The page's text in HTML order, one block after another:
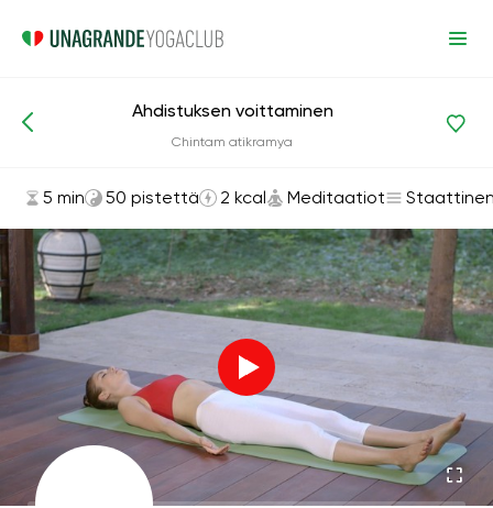
Asanat ja harjoitukset Meditaatiot
Ahdistuksen voittaminen
Chintam atikramya
5 min 50 pistettä 2 kcal Meditaatiot